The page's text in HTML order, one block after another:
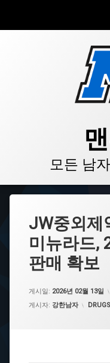
LINKS
모든 남
JW중외제
미뉴라드,
판매 확보
게시일: 2026년 02월 13일
게시자: 강한남자 카테고
DRUGS